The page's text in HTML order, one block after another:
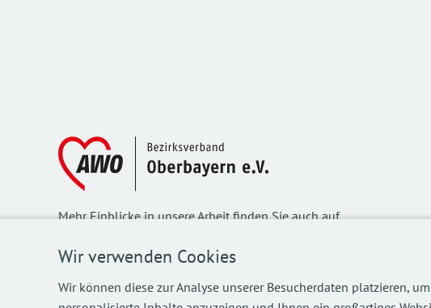
Wir verwenden Cookies
Wir können diese zur Analyse unserer Besucherdaten platzieren,
Mehr Einblicke in unsere Arbeit finden Sie auch auf